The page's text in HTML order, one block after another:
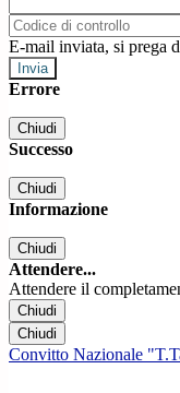
E-mail inviata, si prega
Errore
Chiudi
Successo
Chiudi
Informazione
Chiudi
Attendere...
Attendere il
Chiudi
Chiudi
Convitto Nazionale